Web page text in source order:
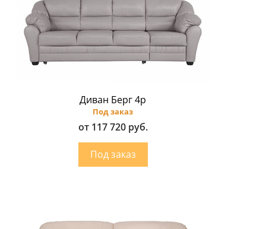
Диван Берг 4p
Под заказ
от 117 720 руб.